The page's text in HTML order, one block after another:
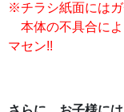
※チラシ紙面には
本体の不具合によ
マセン!!